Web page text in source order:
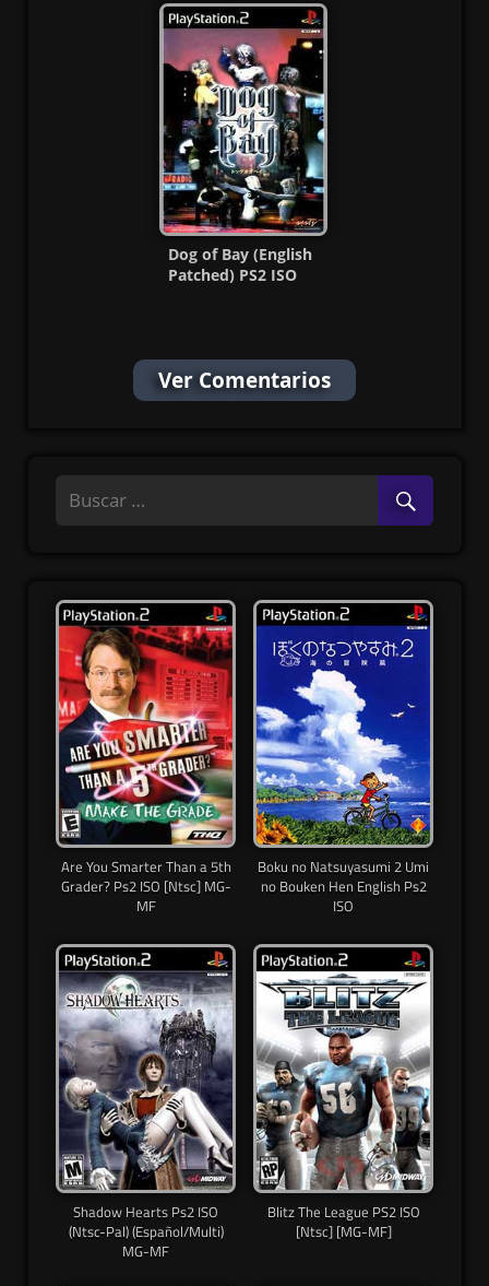
Dog of Bay (English
Patched) PS2 ISO
Ver Comentarios
Are You Smarter Than a 5th
Grader? Ps2 ISO [Ntsc] MG-
MF
Boku no Natsuyasumi 2 Umi
no Bouken Hen English Ps2
ISO
Shadow Hearts Ps2 ISO
(Ntsc-Pal) (Español/Multi)
MG-MF
Blitz The League PS2 ISO
[Ntsc] [MG-MF]